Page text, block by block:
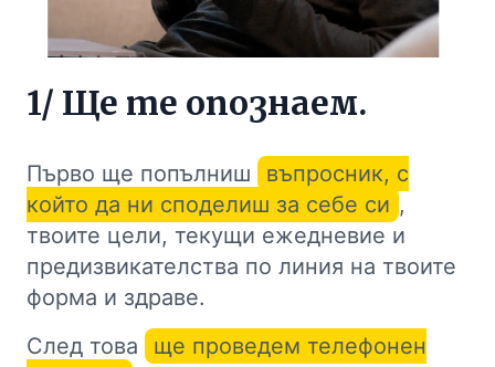
1/ Ще те опознаем.
Първо ще попълниш
въпросник, с
който да ни споделиш за себе си ,
твоите цели, текущи ежедневие и
предизвикателства по линия на твоите
форма и здраве.
След това
ще проведем телефонен